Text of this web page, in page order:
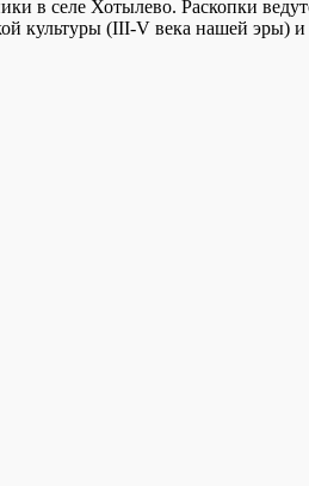
в селе Хотылево. Раскопки
культуры (III-V века нашей эры)